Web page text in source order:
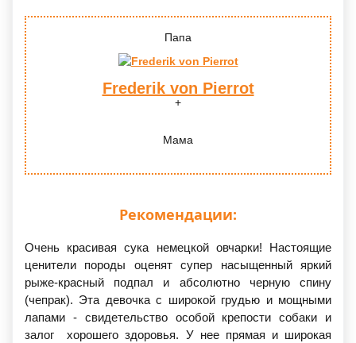
Папа
Frederik von Pierrot
Мама
Рекомендации:
Очень красивая сука немецкой овчарки! Настоящие
ценители породы оценят супер насыщенный яркий
рыже-красный подпал и абсолютно черную спину
(чепрак). Эта девочка с широкой грудью и мощными
лапами - свидетельство особой крепости собаки и
залог хорошего здоровья. У нее прямая и широкая